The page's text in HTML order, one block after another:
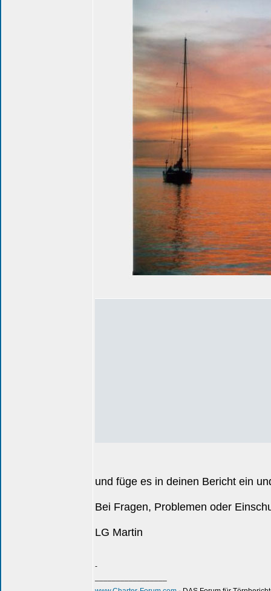
und füge es in deinen Bericht ein
Bei Fragen, Problemen oder
LG Martin
-